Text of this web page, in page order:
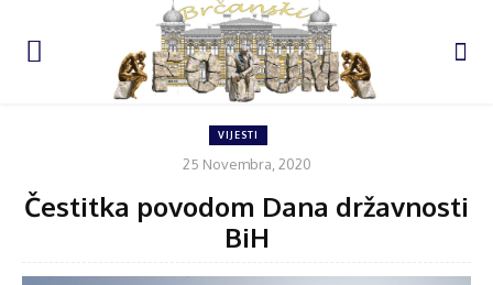
VIJESTI
25 Novembra, 2020
Čestitka povodom Dana državnosti
BiH